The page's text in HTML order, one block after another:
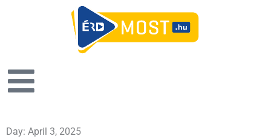
Day: April 3, 2025